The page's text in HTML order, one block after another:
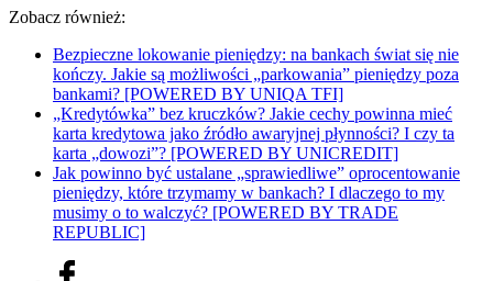
Zobacz również:
Bezpieczne lokowanie pieniędzy: na bankach świat się nie
kończy. Jakie są możliwości „parkowania” pieniędzy poza
bankami? [POWERED BY UNIQA TFI]
„Kredytówka” bez kruczków? Jakie cechy powinna mieć
karta kredytowa jako źródło awaryjnej płynności? I czy ta
karta „dowozi”? [POWERED BY UNICREDIT]
Jak powinno być ustalane „sprawiedliwe” oprocentowanie
pieniędzy, które trzymamy w bankach? I dlaczego to my
musimy o to walczyć? [POWERED BY TRADE
REPUBLIC]